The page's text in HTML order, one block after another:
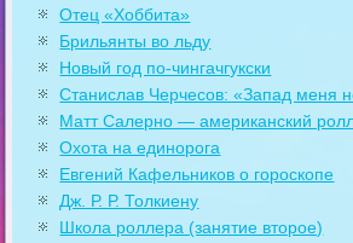
Отец «Хоббита»
Брильянты во льду
Новый год по-чингачгукски
Станислав Черчесов: «Запад меня
Матт Салерно — американский
Охота на единорога
Евгений Кафельников о гороскопе
Дж. Р. Р. Толкиену
Школа роллера (занятие второе)